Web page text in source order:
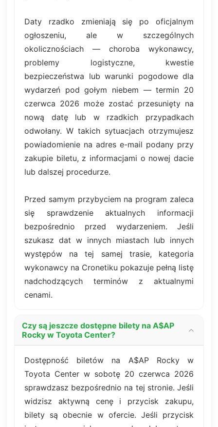
Daty rzadko zmieniają się po oficjalnym
ogłoszeniu, ale w szczególnych
okolicznościach — choroba wykonawcy,
problemy logistyczne, kwestie
bezpieczeństwa lub warunki pogodowe dla
wydarzeń pod gołym niebem — termin 20
czerwca 2026 może zostać przesunięty na
nową datę lub w rzadkich przypadkach
odwołany. W takich sytuacjach otrzymujesz
powiadomienie na adres e-mail podany przy
zakupie biletu, z informacjami o nowej dacie
lub dalszej procedurze.
Przed samym przybyciem na program zaleca
się sprawdzenie aktualnych informacji
bezpośrednio przed wydarzeniem. Jeśli
szukasz dat w innych miastach lub innych
występów na tej samej trasie, kategoria
wykonawcy na Cronetiku pokazuje pełną listę
nadchodzących terminów z aktualnymi
cenami.
Czy są jeszcze dostępne bilety na A$AP
Rocky w Toyota Center?
Dostępność biletów na A$AP Rocky w
Toyota Center w sobotę 20 czerwca 2026
sprawdzasz bezpośrednio na tej stronie. Jeśli
widzisz aktywną cenę i przycisk zakupu,
bilety są obecnie w ofercie. Jeśli przycisk